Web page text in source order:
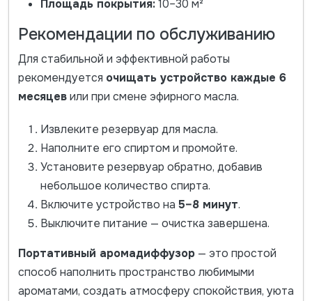
Площадь покрытия:10–30 м²
Рекомендации по обслуживанию
Для стабильной и эффективной работы
рекомендуется очищать устройство каждые 6
месяцевили при смене эфирного масла.
Извлеките резервуар для масла.
Наполните его спиртом и промойте.
Установите резервуар обратно, добавив
небольшое количество спирта.
Включите устройство на 5–8 минут.
Выключите питание — очистка завершена.
Портативный аромадиффузор— это простой
способ наполнить пространство любимыми
ароматами, создать атмосферу спокойствия, уюта